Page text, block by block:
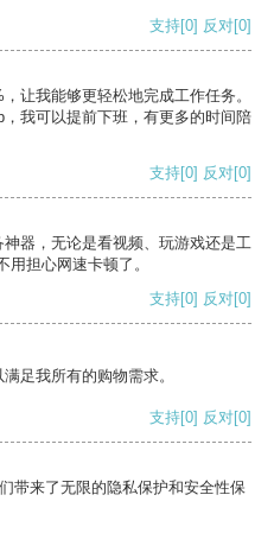
支持[0] 反对[0]
让我能够更轻松地完成工作任务。
我可以提前下班，有更多的时间陪
支持[0] 反对[0]
器，无论是看视频、玩游戏还是工
担心网速卡顿了。
支持[0] 反对[0]
足我所有的购物需求。
支持[0] 反对[0]
带来了无限的隐私保护和安全性保